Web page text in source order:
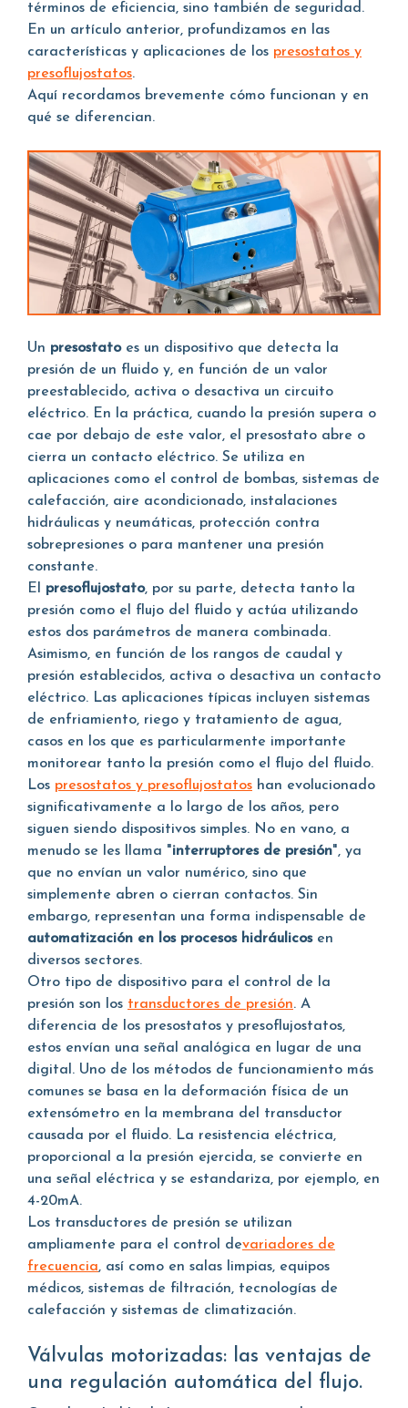
términos de eficiencia, sino también de seguridad.
En un artículo anterior, profundizamos en las
características y aplicaciones de los presostatos y
presoflujostatos.
Aquí recordamos brevemente cómo funcionan y en
qué se diferencian.
Un presostato es un dispositivo que detecta la
presión de un fluido y, en función de un valor
preestablecido, activa o desactiva un circuito
eléctrico. En la práctica, cuando la presión supera o
cae por debajo de este valor, el presostato abre o
cierra un contacto eléctrico. Se utiliza en
aplicaciones como el control de bombas, sistemas de
calefacción, aire acondicionado, instalaciones
hidráulicas y neumáticas, protección contra
sobrepresiones o para mantener una presión
constante.
El presoflujostato, por su parte, detecta tanto la
presión como el flujo del fluido y actúa utilizando
estos dos parámetros de manera combinada.
Asimismo, en función de los rangos de caudal y
presión establecidos, activa o desactiva un contacto
eléctrico. Las aplicaciones típicas incluyen sistemas
de enfriamiento, riego y tratamiento de agua,
casos en los que es particularmente importante
monitorear tanto la presión como el flujo del fluido.
Los presostatos y presoflujostatos han evolucionado
significativamente a lo largo de los años, pero
siguen siendo dispositivos simples. No en vano, a
menudo se les llama "interruptores de presión", ya
que no envían un valor numérico, sino que
simplemente abren o cierran contactos. Sin
embargo, representan una forma indispensable de
automatización en los procesos hidráulicosen
diversos sectores.
Otro tipo de dispositivo para el control de la
presión son los transductores de presión. A
diferencia de los presostatos y presoflujostatos,
estos envían una señal analógica en lugar de una
digital. Uno de los métodos de funcionamiento más
comunes se basa en la deformación física de un
extensómetro en la membrana del transductor
causada por el fluido. La resistencia eléctrica,
proporcional a la presión ejercida, se convierte en
una señal eléctrica y se estandariza, por ejemplo, en
4-20mA.
Los transductores de presión se utilizan
ampliamente para el control devariadores de
frecuencia, así como en salas limpias, equipos
médicos, sistemas de filtración, tecnologías de
calefacción y sistemas de climatización.
Válvulas motorizadas: las ventajas de
una regulación automática del flujo.